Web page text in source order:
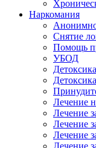
Наркомания
Снятие
Помощь
УБОД
Лечение
Лечение
Лечение
Лечение
Лечение